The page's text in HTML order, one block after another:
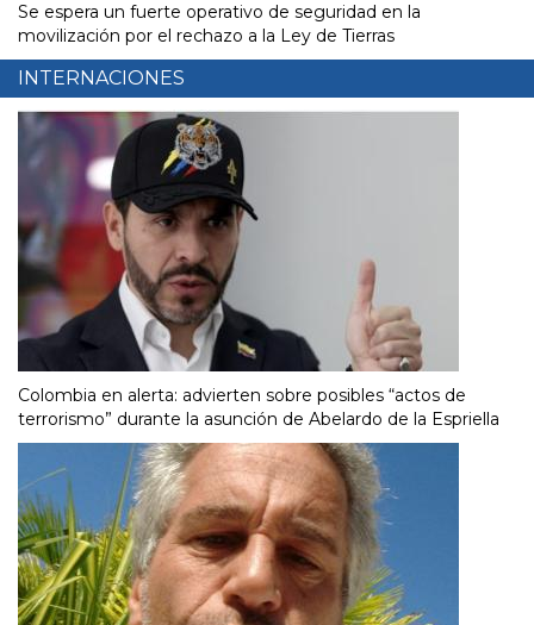
Se espera un fuerte operativo de seguridad en la
movilización por el rechazo a la Ley de Tierras
INTERNACIONES
Colombia en alerta: advierten sobre posibles “actos de
terrorismo” durante la asunción de Abelardo de la Espriella